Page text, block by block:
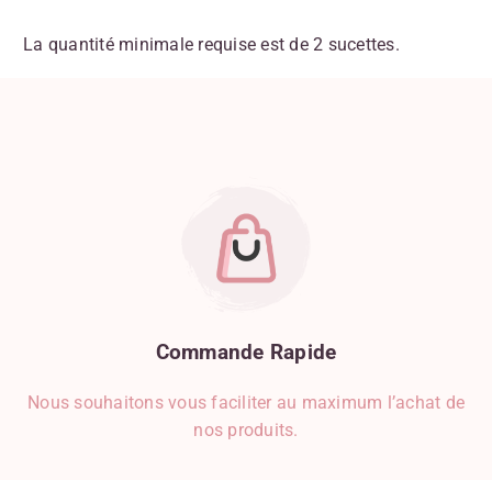
La quantité minimale requise est de 2 sucettes.
Commande Rapide
Nous souhaitons vous faciliter au maximum l’achat de
nos produits.